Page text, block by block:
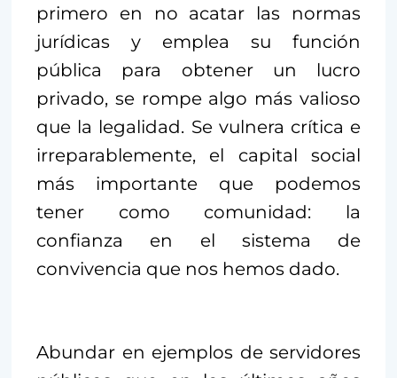
primero en no acatar las normas
jurídicas y emplea su función
pública para obtener un lucro
privado, se rompe algo más valioso
que la legalidad. Se vulnera crítica e
irreparablemente, el capital social
más importante que podemos
tener como comunidad: la
confianza en el sistema de
convivencia que nos hemos dado.
Abundar en ejemplos de servidores